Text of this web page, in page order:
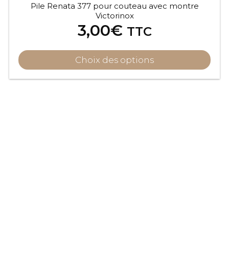
Pile Renata 377 pour couteau avec montre
Victorinox
3,00€ TTC
Choix des options